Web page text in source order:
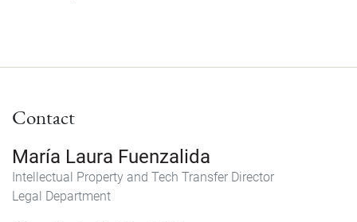
Contact
María Laura Fuenzalida
Intellectual Property and Tech Transfer Director
Legal Department